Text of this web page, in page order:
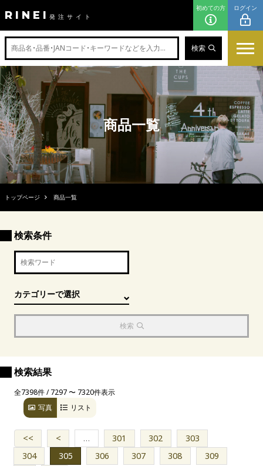
RINEI 発注サイト
初めての方 ログイン
検索
商品一覧
トップページ 商品一覧
検索条件
検索
検索結果
全7398件 / 7297 〜 7320件表示
写真
リスト
<< < … 301 302
303
304
305 306 307 308
309